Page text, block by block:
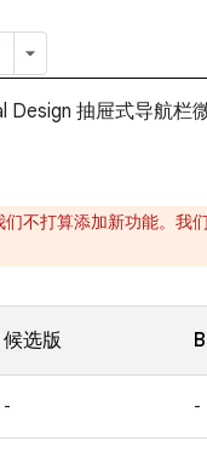
Design 抽屉式导航栏微
不打算添加新功能。我
候选版
- -